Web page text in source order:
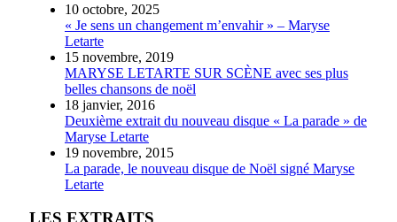
10 octobre, 2025
« Je sens un changement m’envahir » – Maryse
Letarte
15 novembre, 2019
MARYSE LETARTE SUR SCÈNE avec ses plus
belles chansons de noël
18 janvier, 2016
Deuxième extrait du nouveau disque « La parade » de
Maryse Letarte
19 novembre, 2015
La parade, le nouveau disque de Noël signé Maryse
Letarte